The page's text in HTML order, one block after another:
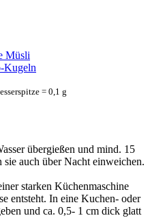
Müsli
Kugeln
= 0,1 g
übergießen und mind. 15
auch über Nacht einweichen.
starken Küchenmaschine
entsteht. In eine Kuchen- oder
und ca. 0,5- 1 cm dick glatt